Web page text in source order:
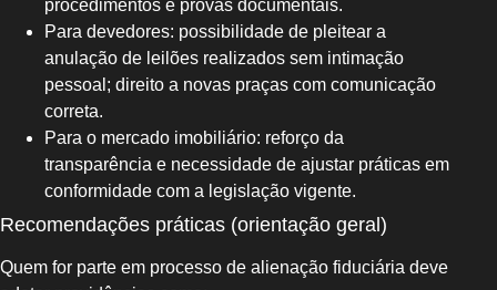
procedimentos e provas documentais.
Para devedores: possibilidade de pleitear a
anulação de leilões realizados sem intimação
pessoal; direito a novas praças com comunicação
correta.
Para o mercado imobiliário: reforço da
transparência e necessidade de ajustar práticas em
conformidade com a legislação vigente.
Recomendações práticas (orientação geral)
Quem for parte em processo de alienação fiduciária deve